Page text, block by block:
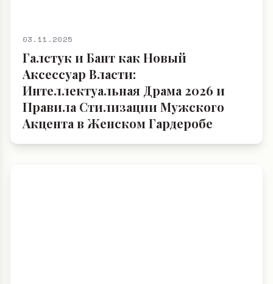
03.11.2025
Галстук и Бант как Новый
Аксессуар Власти:
Интеллектуальная Драма 2026 и
Правила Стилизации Мужского
Акцента в Женском Гардеробе